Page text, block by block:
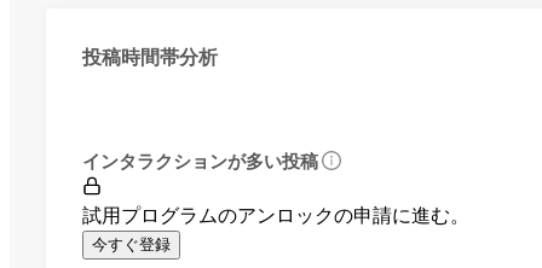
投稿時間帯分析
インタラクションが多い投稿
試用プログラムのアンロックの申請に進む。
今すぐ登録